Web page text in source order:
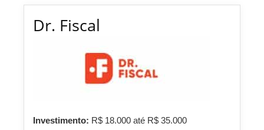
Dr. Fiscal
Investimento: R$ 18.000 até R$ 35.000